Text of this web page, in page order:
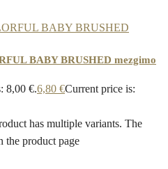
BABY BRUSHED mezgimo
8,00 €.6,80 €Current price is:
has multiple variants. The
the product page